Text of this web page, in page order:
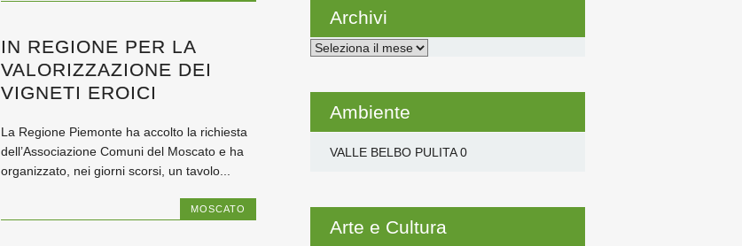
IN REGIONE PER LA
VALORIZZAZIONE DEI
VIGNETI EROICI
La Regione Piemonte ha accolto la richiesta
dell’Associazione Comuni del Moscato e ha
organizzato, nei giorni scorsi, un tavolo...
MOSCATO
Archivi
Archivi
Ambiente
VALLE BELBO PULITA0
Arte e Cultura